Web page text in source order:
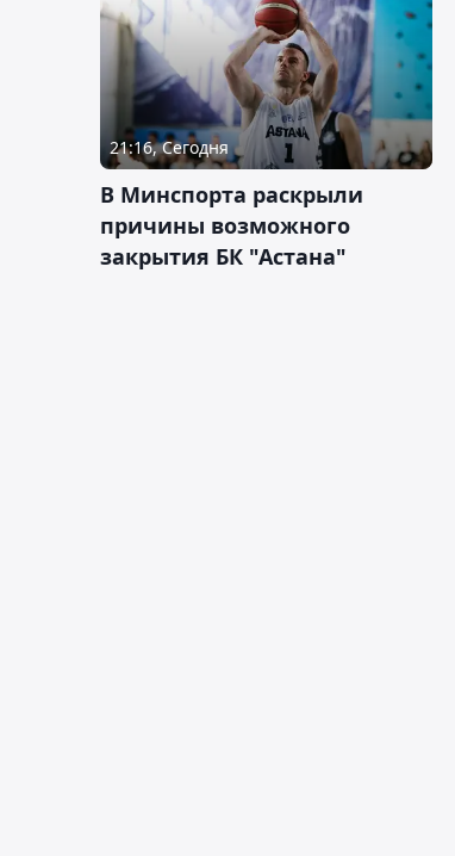
21:16, Сегодня
В Минспорта раскрыли
причины возможного
закрытия БК "Астана"